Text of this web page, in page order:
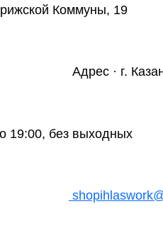
Коммуны, 19
Адрес · г.
19:00, без выходных